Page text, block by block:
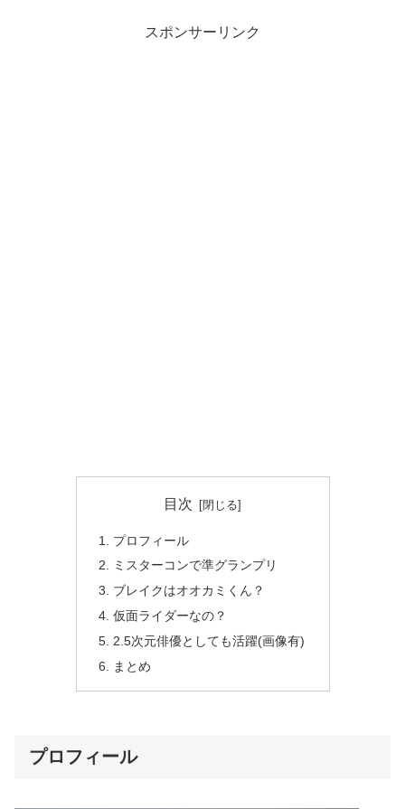
スポンサーリンク
目次
プロフィール
ミスターコンで準グランプリ
ブレイクはオオカミくん？
仮面ライダーなの？
2.5次元俳優としても活躍(画像有)
まとめ
プロフィール